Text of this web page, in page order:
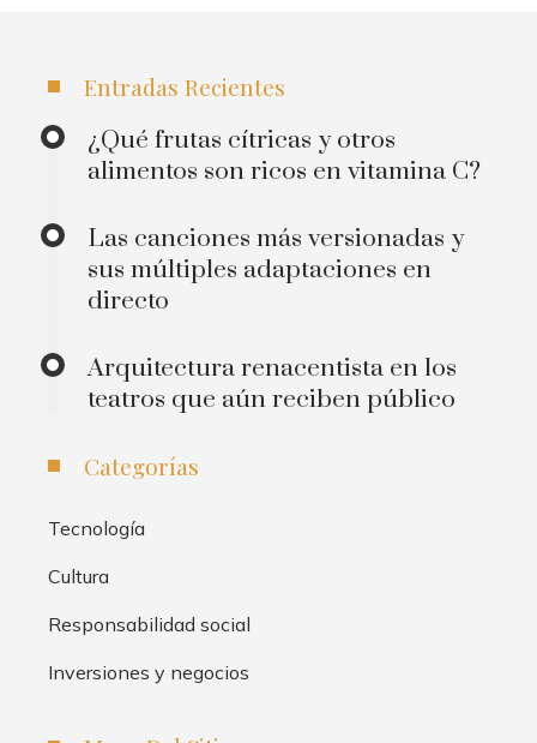
Entradas Recientes
¿Qué frutas cítricas y otros
alimentos son ricos en vitamina C?
Las canciones más versionadas y
sus múltiples adaptaciones en
directo
Arquitectura renacentista en los
teatros que aún reciben público
Categorías
Tecnología
Cultura
Responsabilidad social
Inversiones y negocios